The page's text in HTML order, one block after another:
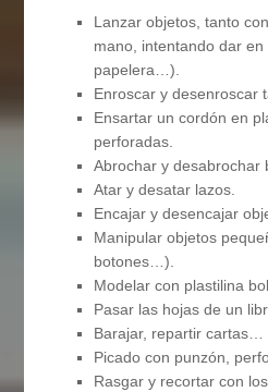
Lanzar objetos, tanto
mano, intentando dar
papelera…).
Enroscar y desenroscar
Ensartar un cordón en
perforadas.
Abrochar y desabrochar
Atar y desatar lazos.
Encajar y desencajar
Manipular objetos
botones…).
Modelar con plastilina
Pasar las hojas de un
Barajar, repartir cartas…
Picado con punzón,
Rasgar y recortar con